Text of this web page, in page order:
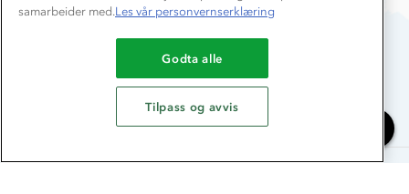
Du betaler enkelt med
samarbeider med.Les vår personvernserklæring
Godta alle
Tilpass og avvis